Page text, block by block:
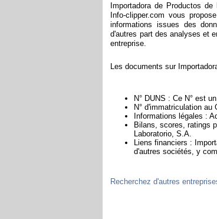
Importadora de Productos
Info-clipper.com vous
informations issues des
d'autres part des analyses et
entreprise.
Les documents sur
N° DUNS : Ce N° est
N° d'immatriculation
Informations légales :
Bilans, scores, ratings
Laboratorio, S.A.
Liens financiers :
d'autres sociétés, y
Recherchez d'autres